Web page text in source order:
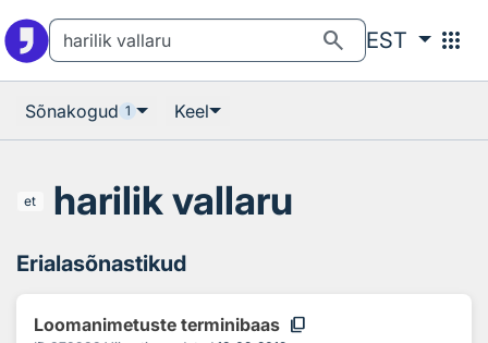
search EST apps
Sõnakogud 1 Keel
et harilik vallaru
Erialasõnastikud
Loomanimetuste terminibaas content_copy